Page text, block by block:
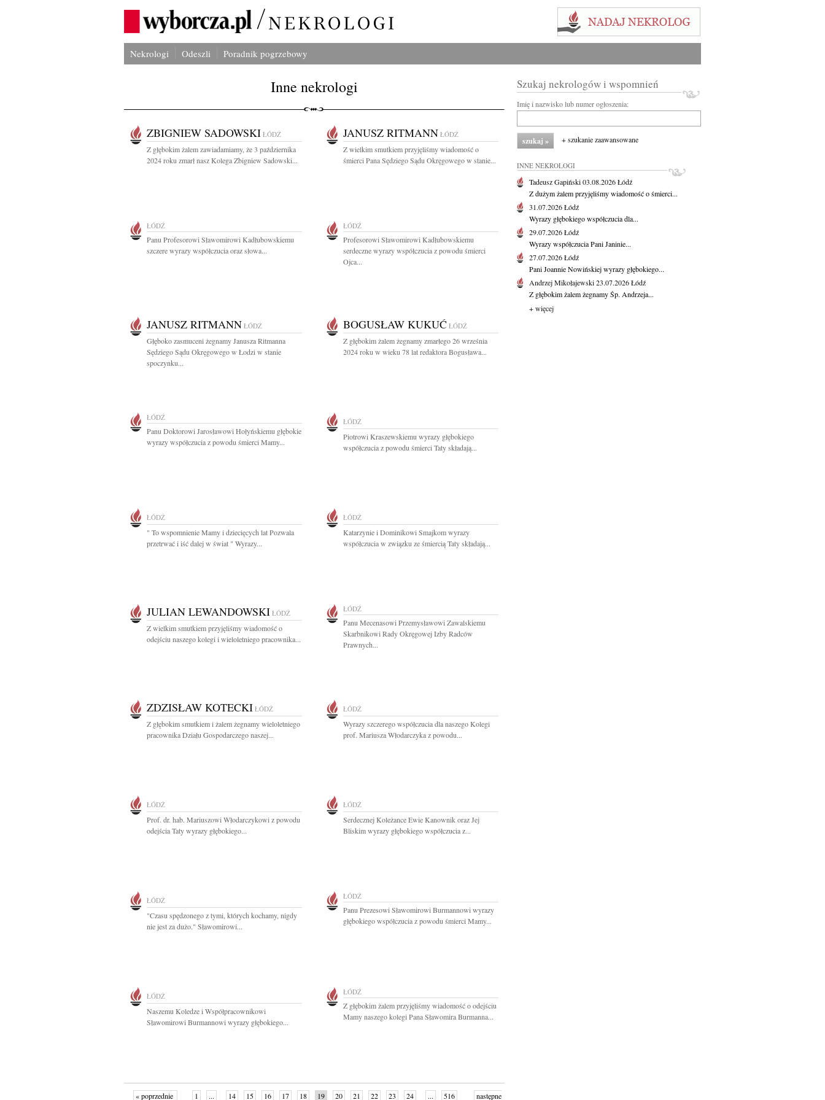
Nekrologi Odeszli Poradnik pogrzebowy
Inne nekrologi
ZBIGNIEW SADOWSKI ŁÓDŹ
Z głębokim żalem zawiadamiamy, że 3 października
2024 roku zmarł nasz Kolega Zbigniew Sadowski...
JANUSZ RITMANN ŁÓDŹ
Z wielkim smutkiem przyjęliśmy wiadomość o
śmierci Pana Sędziego Sądu Okręgowego w stanie...
ŁÓDŹ
Panu Profesorowi Sławomirowi Kadłubowskiemu
szczere wyrazy współczucia oraz słowa...
ŁÓDŹ
Profesorowi Sławomirowi Kadłubowskiemu
serdeczne wyrazy współczucia z powodu śmierci
Ojca...
JANUSZ RITMANN ŁÓDŹ
Głęboko zasmuceni żegnamy Janusza Ritmanna
Sędziego Sądu Okręgowego w Łodzi w stanie
spoczynku...
BOGUSŁAW KUKUĆ ŁÓDŹ
Z głębokim żalem żegnamy zmarłego 26 września
2024 roku w wieku 78 lat redaktora Bogusława...
ŁÓDŹ
Panu Doktorowi Jarosławowi Hołyńskiemu głębokie
wyrazy współczucia z powodu śmierci Mamy...
ŁÓDŹ
Piotrowi Kraszewskiemu wyrazy głębokiego
współczucia z powodu śmierci Taty składają...
ŁÓDŹ
" To wspomnienie Mamy i dziecięcych lat Pozwala
przetrwać i iść dalej w świat " Wyrazy...
ŁÓDŹ
Katarzynie i Dominikowi Smajkom wyrazy
współczucia w związku ze śmiercią Taty składają...
JULIAN LEWANDOWSKI ŁÓDŹ
Z wielkim smutkiem przyjęliśmy wiadomość o
odejściu naszego kolegi i wieloletniego pracownika...
ŁÓDŹ
Panu Mecenasowi Przemysławowi Zawalskiemu
Skarbnikowi Rady Okręgowej Izby Radców
Prawnych...
ZDZISŁAW KOTECKI ŁÓDŹ
Z głębokim smutkiem i żalem żegnamy wieloletniego
pracownika Działu Gospodarczego naszej...
ŁÓDŹ
Wyrazy szczerego współczucia dla naszego Kolegi
prof. Mariusza Włodarczyka z powodu...
ŁÓDŹ
Prof. dr. hab. Mariuszowi Włodarczykowi z powodu
odejścia Taty wyrazy głębokiego...
ŁÓDŹ
Serdecznej Koleżance Ewie Kanownik oraz Jej
Bliskim wyrazy głębokiego współczucia z...
ŁÓDŹ
"Czasu spędzonego z tymi, których kochamy, nigdy
nie jest za dużo." Sławomirowi...
ŁÓDŹ
Panu Prezesowi Sławomirowi Burmannowi wyrazy
głębokiego współczucia z powodu śmierci Mamy...
ŁÓDŹ
Naszemu Koledze i Współpracownikowi
Sławomirowi Burmannowi wyrazy głębokiego...
ŁÓDŹ
Z głębokim żalem przyjęliśmy wiadomość o odejściu
Mamy naszego kolegi Pana Sławomira Burmanna...
« poprzednie 1 ... 14 15 16 17 18 19 20 21 22 23 24 ... 516 następne
Szukaj nekrologów i wspomnień
Imię i nazwisko lub numer ogłoszenia:
+ szukanie zaawansowane
INNE NEKROLOGI
Tadeusz Gapiński03.08.2026Łódź
Z dużym żalem przyjęliśmy wiadomość o śmierci...
31.07.2026Łódź
Wyrazy głębokiego współczucia dla...
29.07.2026Łódź
Wyrazy współczucia Pani Janinie...
27.07.2026Łódź
Pani Joannie Nowińskiej wyrazy głębokiego...
Andrzej Mikołajewski23.07.2026Łódź
Z głębokim żalem żegnamy Śp. Andrzeja...
+ więcej